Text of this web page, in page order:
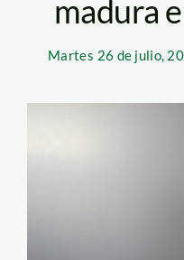
madura
Martes 26 de julio,